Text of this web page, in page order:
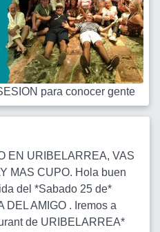
para conocer gente
EN URIBELARREA, VAS
MAS CUPO. Hola buen
del *Sabado 25 de*
DEL AMIGO . Iremos a
de URIBELARREA*